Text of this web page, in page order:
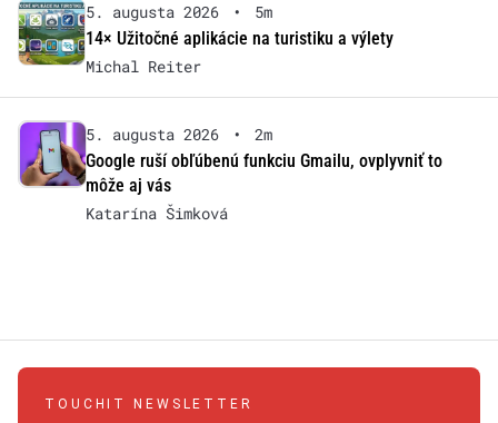
5. augusta 2026 •
5m
14× Užitočné aplikácie na turistiku a výlety
Michal Reiter
5. augusta 2026 •
2m
Google ruší obľúbenú funkciu Gmailu, ovplyvniť to
môže aj vás
Katarína Šimková
TOUCHIT NEWSLETTER